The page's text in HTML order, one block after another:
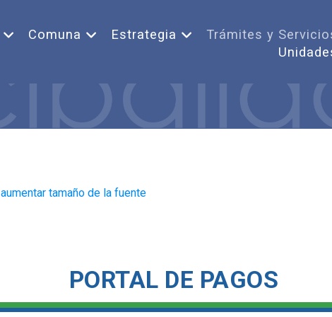
Comuna Estrategia
Trámites y
aumentar tamaño de la fuente
PORTAL DE PAGOS